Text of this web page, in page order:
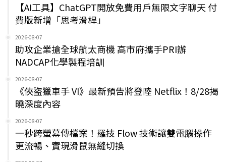
【AI工具】ChatGPT開放免費用戶無限文字聊天 付
費版新增「思考滑桿」
2026-08-07
助攻企業搶全球航太商機 高市府攜手PRI辦
NADCAP化學製程培訓
2026-08-07
《俠盜獵車手 VI》最新預告將登陸 Netflix！8/28揭
曉深度內容
2026-08-07
一秒跨螢幕傳檔案！羅技 Flow 技術讓雙電腦操作
更流暢、實現滑鼠無縫切換